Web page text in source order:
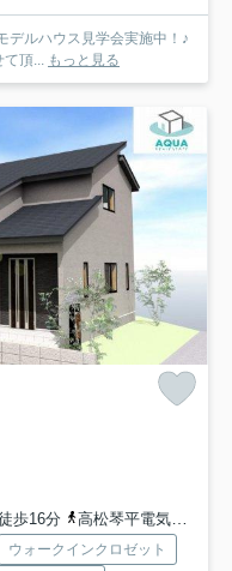
ルハウス見学会実施中！♪
て頂... もっと見る
歩16分
高松琴平電気鉄道琴平線「一宮」駅 徒歩31分
ウォークインクロゼット